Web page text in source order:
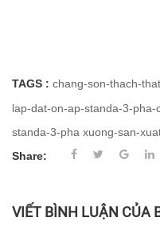
TAGS : chang-son-thach-
lap-dat-on-ap-standa-3-
standa-3-pha xuong-san-
Share:
VIẾT BÌNH LUẬN CỦA